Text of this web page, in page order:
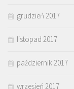
grudzień 2017
listopad 2017
październik 2017
wrzesień 2017